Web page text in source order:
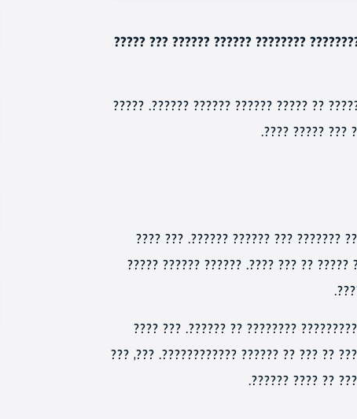
??? ??? ???????? ???????? ?????? ??????
?????? ?????? ??? ?????? ?? ???? ?????
???? ???? ???
???? ????? ??????? ??????? ?? ????,
????? ??????, ???? ?????? ???????,
???? ?????? ????, ????? ?? ???? ?????
????? ????? ????? ????? ????, ?? ???
?????? ???????